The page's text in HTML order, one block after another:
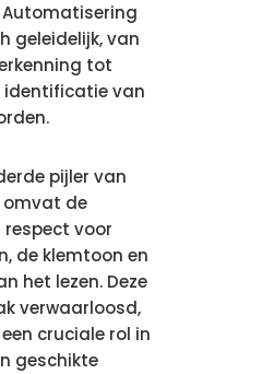
Automatisering
geleidelijk, van
tot
identificatie van
pijler van
omvat de
voor
de klemtoon en
het lezen. Deze
verwaarloosd,
cruciale rol in
geschikte